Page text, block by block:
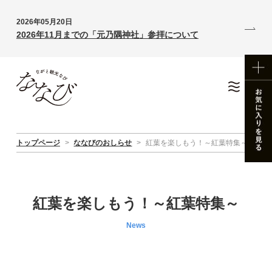
2026年05月20日
2026年11月までの「元乃隅神社」参拝について
トップページ > ななびのおしらせ > 紅葉を楽しもう！～紅葉特集～
紅葉を楽しもう！～紅葉特集～
News